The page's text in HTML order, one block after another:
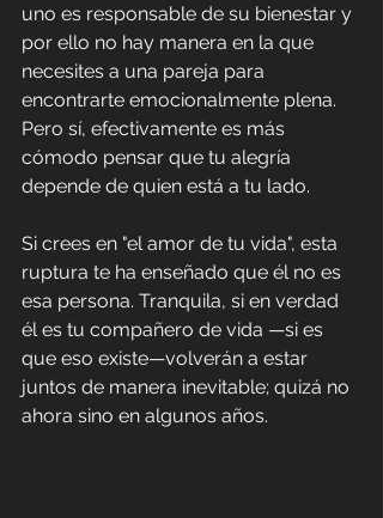
uno es responsable de su bienestar y
por ello no hay manera en la que
necesites a una pareja para
encontrarte emocionalmente plena.
Pero sí, efectivamente es más
cómodo pensar que tu alegría
depende de quien está a tu lado.
Si crees en "el amor de tu vida", esta
ruptura te ha enseñado que él no es
esa persona. Tranquila, si en verdad
él es tu compañero de vida —si es
que eso existe—volverán a estar
juntos de manera inevitable; quizá no
ahora sino en algunos años.